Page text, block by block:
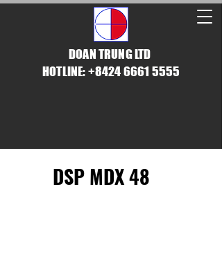
DOAN TRUNG LTD
HOTLINE: +8424 6661 5555
DSP MDX 48